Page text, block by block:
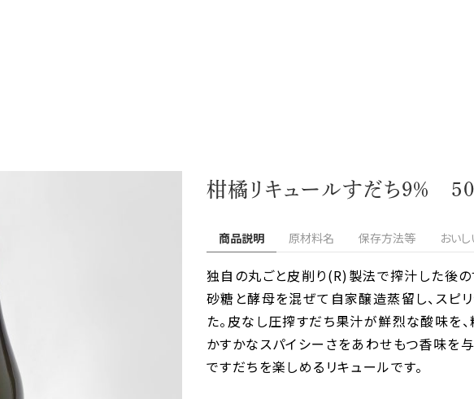
柑橘リキュールすだち9％
商品説明 原材料名 保存方法等 おい
独自の丸ごと皮削り(R)製法で搾汁した後の
砂糖と酵母を混ぜて自家醸造蒸留し、スピリ
た。皮なし圧搾すだち果汁が鮮烈な酸味を
かすかなスパイシーさをあわせもつ香味を
ですだちを楽しめるリキュールです。